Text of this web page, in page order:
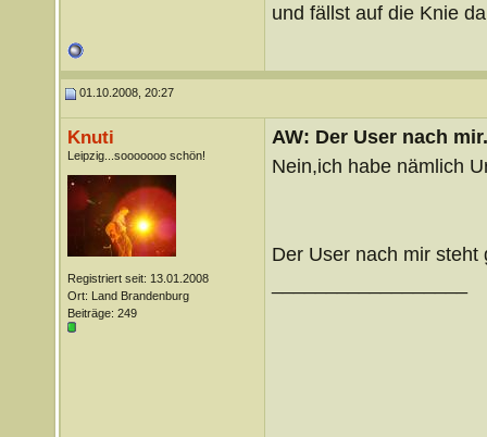
und fällst auf die Knie
01.10.2008, 20:27
Knuti
Leipzig...sooooooo schön!
Registriert seit: 13.01.2008
Ort: Land Brandenburg
Beiträge: 249
AW: Der User nach
Nein,ich habe nämlich
Der User nach mir steht